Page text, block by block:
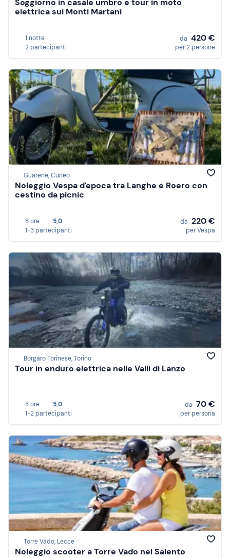
Soggiorno in casale umbro e tour in moto
elettrica sui Monti Martani
1 notte
2 partecipanti
da 420 €
per 2 persone
Guarene, Cuneo
Noleggio Vespa d'epoca tra Langhe e Roero con
cestino da picnic
8 ore
5,0
1-3 partecipanti
da 220 €
per Vespa
Borgaro Torinese, Torino
Tour in enduro elettrica nelle Valli di Lanzo
3 ore
5,0
1-2 partecipanti
da 70 €
per persona
Torre Vado, Lecce
Noleggio scooter a Torre Vado nel Salento